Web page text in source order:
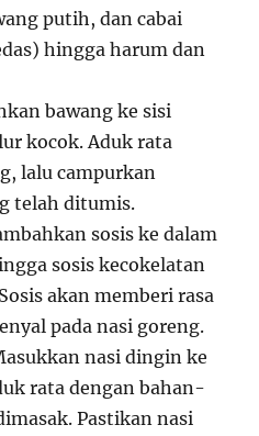
putih, dan cabai
hingga harum dan
bawang ke sisi
kocok. Aduk rata
lalu campurkan
telah ditumis.
sosis ke dalam
sosis kecokelatan
akan memberi rasa
pada nasi goreng.
nasi dingin ke
rata dengan bahan-
Pastikan nasi